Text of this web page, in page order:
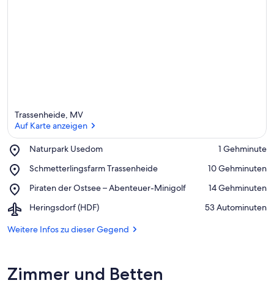
Trassenheide, MV
Auf Karte anzeigen
Naturpark Usedom
Place,
Usedom
‪1 Gehminute‬
Schmetterlingsfarm Trassenheide
Place,
Trassenheide
‪10 Gehminuten‬
Piraten der Ostsee – Abenteuer-Minigolf
Place,
der
–
‪14 Gehminuten‬
Heringsdorf (HDF)
Airport,
(HDF)
‪53 Autominuten‬
Weitere Infos zu dieser Gegend
Zimmer und Betten